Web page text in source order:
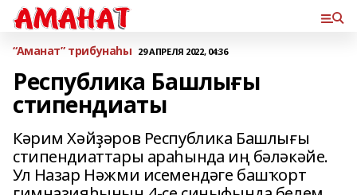
“Аманат” трибунаһы 29 АПРЕЛЯ 2022, 04:36
Республика Башлығы
стипендиаты
Кәрим Хәйҙәров Республика Башлығы
стипендиаттары араһында иң бәләкәйе.
Ул Назар Нәжми исемендәге башҡорт